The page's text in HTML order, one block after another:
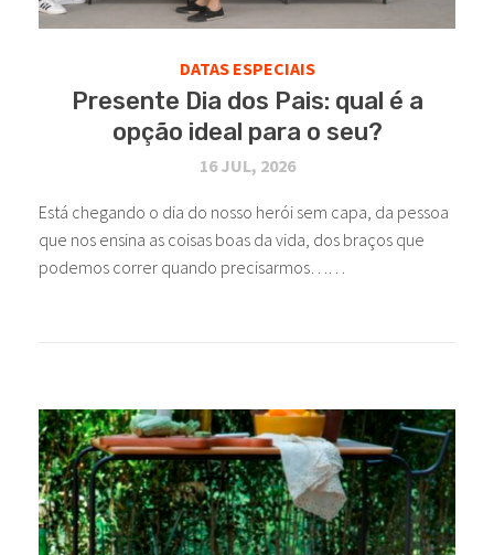
DATAS ESPECIAIS
Presente Dia dos Pais: qual é a
opção ideal para o seu?
16 JUL, 2026
Está chegando o dia do nosso herói sem capa, da pessoa
que nos ensina as coisas boas da vida, dos braços que
podemos correr quando precisarmos……